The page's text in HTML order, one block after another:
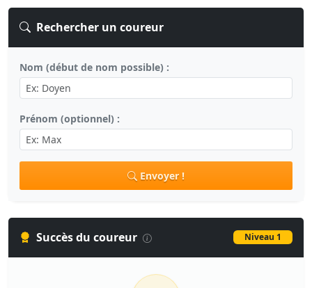
Rechercher un coureur
Nom (début de nom possible) :
Prénom (optionnel) :
Envoyer !
Succès du coureur Niveau 1